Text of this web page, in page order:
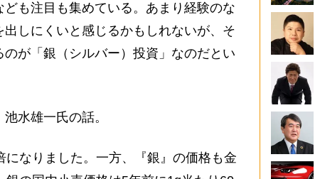
も注目も集めている。あまり経験のな
しにくいと感じるかもしれないが、そ
が「銀（シルバー）投資」なのだとい
水雄一氏の話。
になりました。一方、『銀』の価格も金